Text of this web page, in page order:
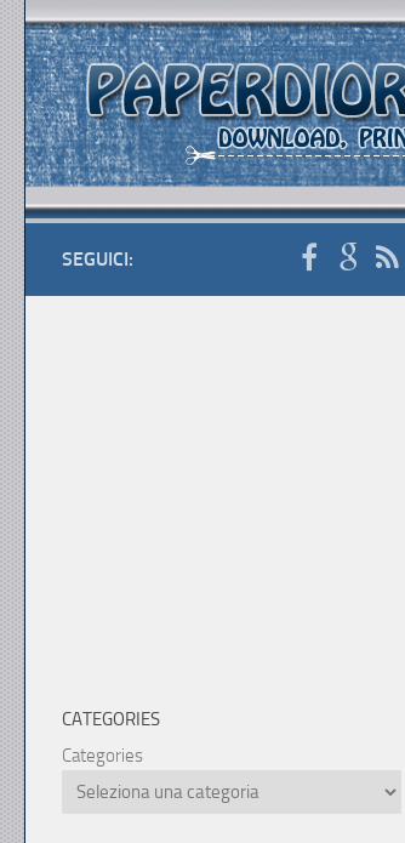
SEGUICI:
CATEGORIES
Categories